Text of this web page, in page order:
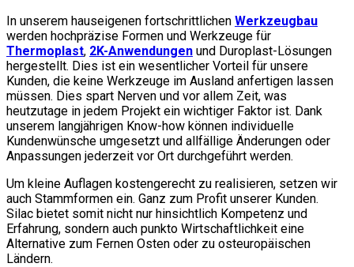
In unserem hauseigenen fortschrittlichen Werkzeugbau
werden hochpräzise Formen und Werkzeuge für
Thermoplast, 2K-Anwendungen und Duroplast-Lösungen
hergestellt. Dies ist ein wesentlicher Vorteil für unsere
Kunden, die keine Werkzeuge im Ausland anfertigen lassen
müssen. Dies spart Nerven und vor allem Zeit, was
heutzutage in jedem Projekt ein wichtiger Faktor ist. Dank
unserem langjährigen Know-how können individuelle
Kundenwünsche umgesetzt und allfällige Änderungen oder
Anpassungen jederzeit vor Ort durchgeführt werden.
Um kleine Auflagen kostengerecht zu realisieren, setzen wir
auch Stammformen ein. Ganz zum Profit unserer Kunden.
Silac bietet somit nicht nur hinsichtlich Kompetenz und
Erfahrung, sondern auch punkto Wirtschaftlichkeit eine
Alternative zum Fernen Osten oder zu osteuropäischen
Ländern.